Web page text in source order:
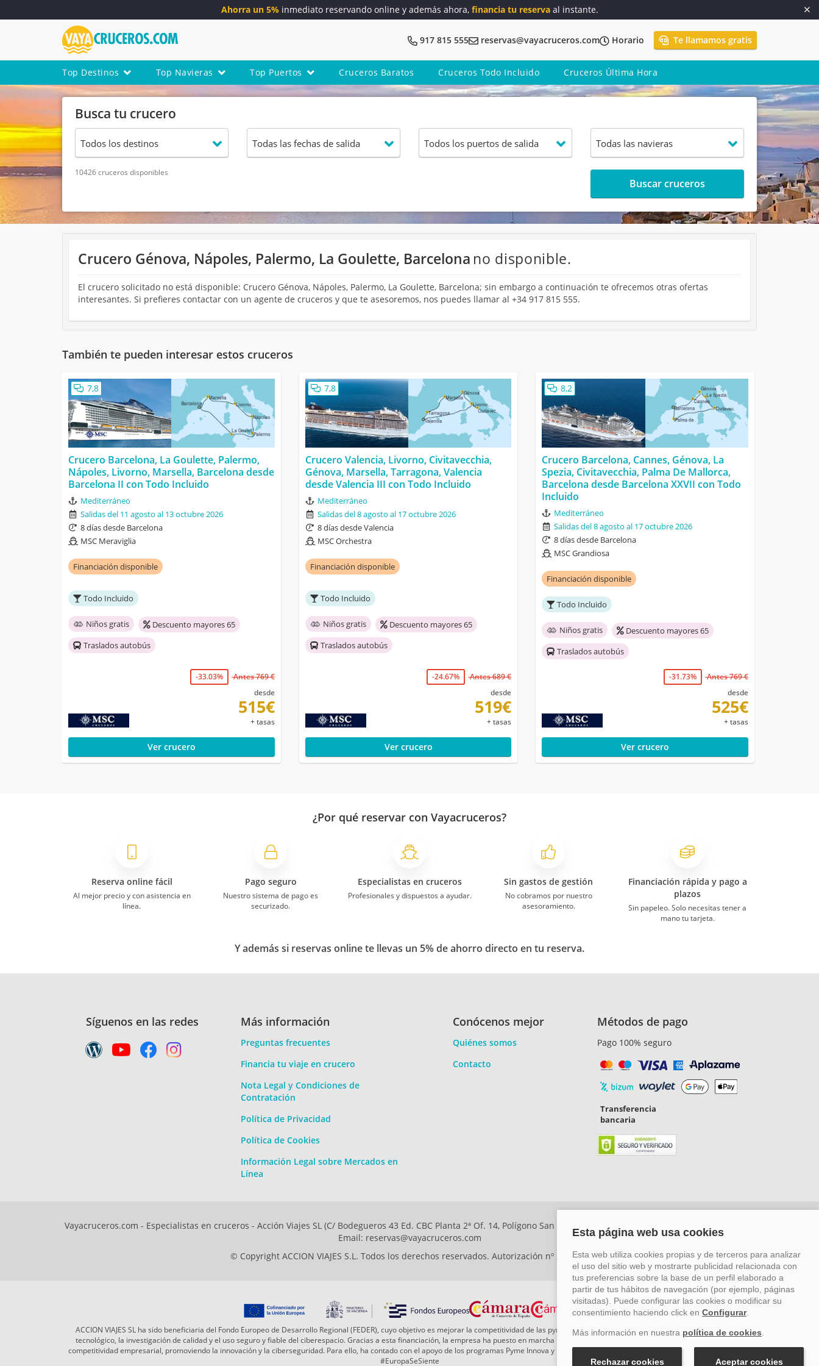
Ahorra un 5% inmediato reservando online y además ahora, financia tu reserva al instante.
917 815 555 reservas@vayacruceros.com Horario Te llamamos gratis
Top Destinos Top Navieras Top Puertos Cruceros Baratos Cruceros Todo Incluido Cruceros Última Hora
Busca tu crucero
10426 cruceros disponibles
Buscar cruceros
Crucero Génova, Nápoles, Palermo, La Goulette, Barcelona no disponible.
El crucero solicitado no está disponible: Crucero Génova, Nápoles, Palermo, La Goulette, Barcelona; sin embargo a continuación te ofrecemos otras ofertas
interesantes. Si prefieres contactar con un agente de cruceros y que te asesoremos, nos puedes llamar al +34 917 815 555.
También te pueden interesar estos cruceros
7,8
Crucero Barcelona, La Goulette, Palermo,
Nápoles, Livorno, Marsella, Barcelona desde
Barcelona II con Todo Incluido
Mediterráneo
Salidas del 11 agosto al 13 octubre 2026
8 días desde Barcelona
MSC Meraviglia
Financiación disponible
Todo Incluido
Niños gratis
Descuento mayores 65
Traslados autobús
-33.03%
Antes 769 €
desde
515€
+ tasas
Ver crucero
7,8
Crucero Valencia, Livorno, Civitavecchia,
Génova, Marsella, Tarragona, Valencia
desde Valencia III con Todo Incluido
Mediterráneo
Salidas del 8 agosto al 17 octubre 2026
8 días desde Valencia
MSC Orchestra
Financiación disponible
Todo Incluido
Niños gratis
Descuento mayores 65
Traslados autobús
-24.67%
Antes 689 €
desde
519€
+ tasas
Ver crucero
8,2
Crucero Barcelona, Cannes, Génova, La
Spezia, Civitavecchia, Palma De Mallorca,
Barcelona desde Barcelona XXVII con Todo
Incluido
Mediterráneo
Salidas del 8 agosto al 17 octubre 2026
8 días desde Barcelona
MSC Grandiosa
Financiación disponible
Todo Incluido
Niños gratis
Descuento mayores 65
Traslados autobús
-31.73%
Antes 769 €
desde
525€
+ tasas
Ver crucero
¿Por qué reservar con Vayacruceros?
Reserva online fácil
Al mejor precio y con asistencia en
línea.
Pago seguro
Nuestro sistema de pago es
securizado.
Especialistas en cruceros
Profesionales y dispuestos a ayudar.
Sin gastos de gestión
No cobramos por nuestro
asesoramiento.
Financiación rápida y pago a
plazos
Sin papeleo. Solo necesitas tener a
mano tu tarjeta.
Y además si reservas online te llevas un 5% de ahorro directo en tu reserva.
Síguenos en las redes Más información
Preguntas frecuentes
Financia tu viaje en crucero
Nota Legal y Condiciones de
Contratación
Política de Privacidad
Política de Cookies
Información Legal sobre Mercados en
Línea
Conócenos mejor
Quiénes somos
Contacto
Métodos de pago
Pago 100% seguro
Transferencia
bancaria
Vayacruceros.com - Especialistas en cruceros - Acción Viajes SL (C/ Bodegueros 43 Ed. CBC Planta 2ª Of. 14, Polígono San Rafael, Málaga. CP: 29006) Tel: +34 917 815 555 -
Email: reservas@vayacruceros.com
© Copyright ACCION VIAJES S.L. Todos los derechos reservados. Autorización nº 29780-2
ACCION VIAJES SL ha sido beneficiaria del Fondo Europeo de Desarrollo Regional (FEDER), cuyo objetivo es mejorar la competitividad de las pymes mediante el impulso de la innovación, el desarrollo
tecnológico, la investigación de calidad y el uso seguro y fiable del ciberespacio. Gracias a esta financiación, la empresa ha puesto en marcha un Plan de Acción durante el año 2026 para reforzar su
competitividad empresarial, promoviendo la innovación y la ciberseguridad. Para ello, ha contado con el apoyo de los programas Pyme Innova y Pyme Cibersegura de la Cámara de Comercio de Málaga.
#EuropaSeSiente